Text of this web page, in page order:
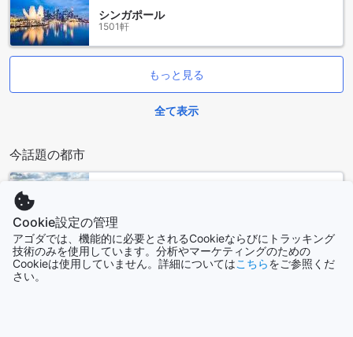
Coc ホステル&ゲストハウスは、快適な滞在をお約束するため
にさまざまな便利な設備を提供しています。まず、ランドリ
ーサービスがありますので、長期滞在や旅行中の衣類の洗濯
に便利です。安全な貴重品保管箱も完備されており、大切な
物を安心して預けることができます。
喫煙エリアも設けられているため、喫煙者の方も快適に過ご
時ネットにアクセスできます。さらに、毎日のハウスキーピ
ングサービスも行われており、清潔な環境を保つことができ
ます。Coc ホステル&ゲストハウスは、快適で便利な滞在をお
求めの方に最適な宿泊施設です。
便利な交通施設を備えたCoc ホステル&ゲストハウス
Coc ホステル&ゲストハウスは、快適な旅行をサポートするた
めにさまざまな交通施設を提供しています。まず、ツアーの
シンガポール
1501軒
もっと見る
全て表示
今話題の都市
シドニー
オーストラリア
Cookie設定の管理
アゴダでは、機能的に必要とされるCookieならびにトラッキング
技術のみを使用しています。分析やマーケティングのための
Cookieは使用していません。詳細についてはこちらをご参照くだ
さい。